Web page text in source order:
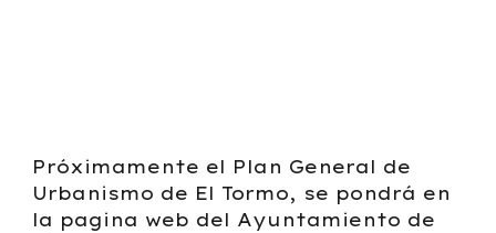
Próximamente el Plan General de
Urbanismo de El Tormo, se pondrá en
la pagina web del Ayuntamiento de